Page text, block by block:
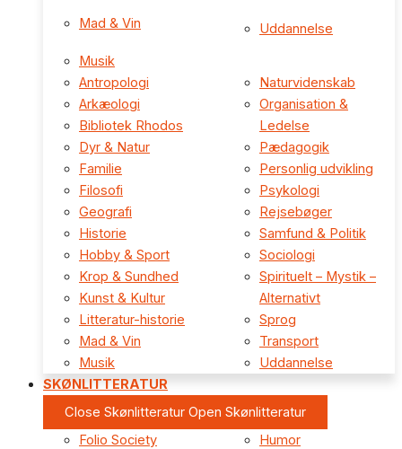
Mad & Vin
Musik
Uddannelse
Antropologi
Arkæologi
Bibliotek Rhodos
Dyr & Natur
Familie
Filosofi
Geografi
Historie
Hobby & Sport
Krop & Sundhed
Kunst & Kultur
Litteratur-historie
Mad & Vin
Musik
Naturvidenskab
Organisation &
Ledelse
Pædagogik
Personlig udvikling
Psykologi
Rejsebøger
Samfund & Politik
Sociologi
Spirituelt – Mystik –
Alternativt
Sprog
Transport
Uddannelse
SKØNLITTERATUR
Close Skønlitteratur Open Skønlitteratur
Folio Society
Humor